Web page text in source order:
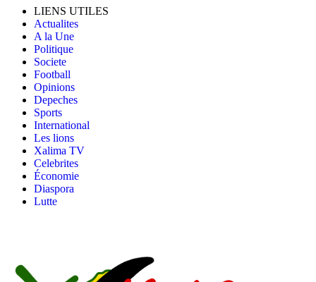
LIENS UTILES
Actualites
A la Une
Politique
Societe
Football
Opinions
Depeches
Sports
International
Les lions
Xalima TV
Celebrites
Économie
Diaspora
Lutte